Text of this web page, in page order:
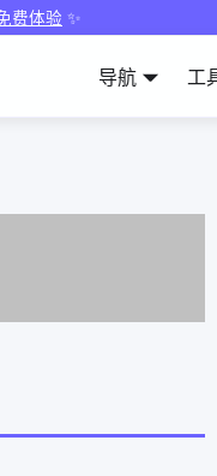
费体验 ✨
导航 工